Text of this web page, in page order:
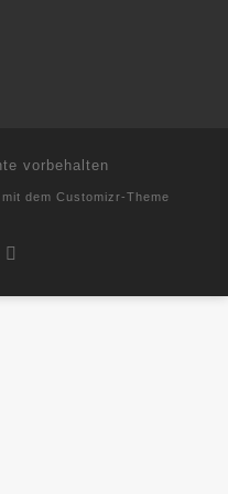
vorbehalten
dem Customizr-Theme